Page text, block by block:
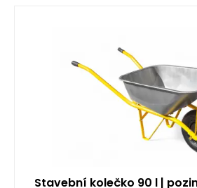
Stavební kolečko 90 l |